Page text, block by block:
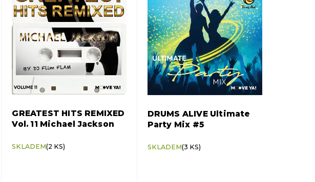
GREATEST HITS REMIXED
Vol. 11 Michael Jackson
SKLADEM(2 KS)
DRUMS ALIVE Ultimate
Party Mix #5
SKLADEM(3 KS)